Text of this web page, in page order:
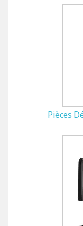
Pièces